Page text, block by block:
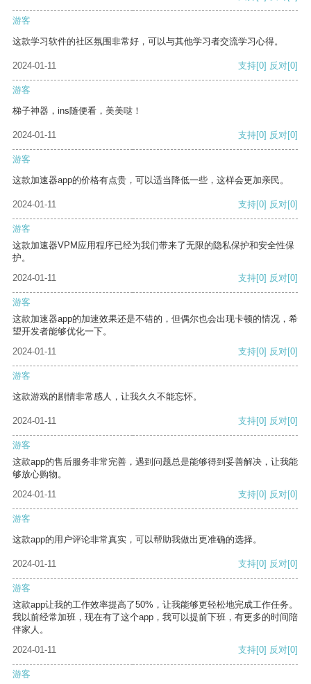
游客
这款学习软件的社区氛围非常好，可以与其他学习者交流学习心得。
2024-01-11 支持[0] 反对[0]
游客
梯子神器，ins随便看，美美哒！
2024-01-11 支持[0] 反对[0]
游客
这款加速器app的价格有点贵，可以适当降低一些，这样会更加亲民。
2024-01-11 支持[0] 反对[0]
游客
这款加速器VPM应用程序已经为我们带来了无限的隐私保护和安全性保
护。
2024-01-11
支持[0] 反对[0]
游客
这款加速器app的加速效果还是不错的，但偶尔也会出现卡顿的情况，希
望开发者能够优化一下。
2024-01-11
支持[0] 反对[0]
游客
这款游戏的剧情非常感人，让我久久不能忘怀。
2024-01-11 支持[0] 反对[0]
游客
这款app的售后服务非常完善，遇到问题总是能够得到妥善解决，让我能
够放心购物。
2024-01-11
支持[0] 反对[0]
游客
这款app的用户评论非常真实，可以帮助我做出更准确的选择。
2024-01-11 支持[0] 反对[0]
游客
这款app让我的工作效率提高了50%，让我能够更轻松地完成工作任务。
我以前经常加班，现在有了这个app，我可以提前下班，有更多的时间陪
伴家人。
2024-01-11
支持[0] 反对[0]
游客